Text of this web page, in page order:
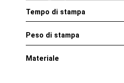
Tempo di stampa
Peso di stampa
Materiale